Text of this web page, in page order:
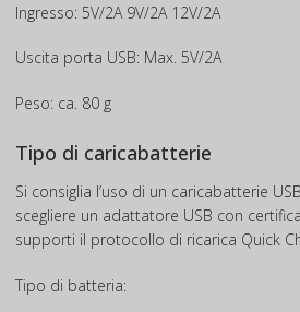
Ingresso: 5V/2A 9V/2A 12V/2A
Uscita porta USB: Max. 5V/2A
Peso: ca. 80 g
Tipo di caricabatterie
Si consiglia l’uso di un caricabatterie
scegliere un adattatore USB con
supporti il protocollo di ricarica Quick
Tipo di batteria: